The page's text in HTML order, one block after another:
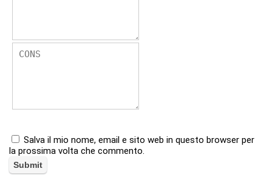
Salva il mio nome, email e sito web in questo browser per
la prossima volta che commento.